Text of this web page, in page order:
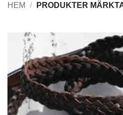
HEM / PRODUKTER